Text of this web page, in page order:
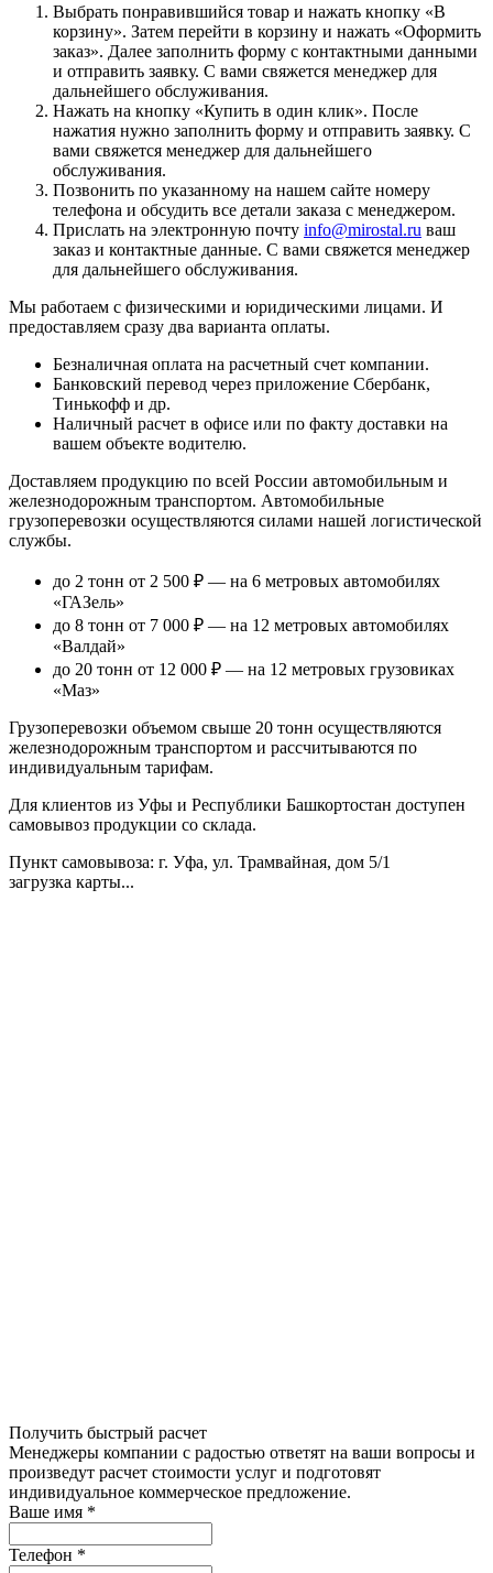
Выбрать понравившийся товар и нажать кнопку «В
корзину». Затем перейти в корзину и нажать «Оформить
заказ». Далее заполнить форму с контактными данными
и отправить заявку. С вами свяжется менеджер для
дальнейшего обслуживания.
Нажать на кнопку «Купить в один клик». После
нажатия нужно заполнить форму и отправить заявку. С
вами свяжется менеджер для дальнейшего
обслуживания.
Позвонить по указанному на нашем сайте номеру
телефона и обсудить все детали заказа с менеджером.
Прислать на электронную почту info@mirostal.ru ваш
заказ и контактные данные. С вами свяжется менеджер
для дальнейшего обслуживания.
Мы работаем с физическими и юридическими лицами. И
предоставляем сразу два варианта оплаты.
Безналичная оплата на расчетный счет компании.
Банковский перевод через приложение Сбербанк,
Тинькофф и др.
Наличный расчет в офисе или по факту доставки на
вашем объекте водителю.
Доставляем продукцию по всей России автомобильным и
железнодорожным транспортом. Автомобильные
грузоперевозки осуществляются силами нашей логистической
службы.
до 2 тонн от 2 500 ₽ — на 6 метровых автомобилях
«ГАЗель»
до 8 тонн от 7 000 ₽ — на 12 метровых автомобилях
«Валдай»
до 20 тонн от 12 000 ₽ — на 12 метровых грузовиках
«Маз»
Грузоперевозки объемом свыше 20 тонн осуществляются
железнодорожным транспортом и рассчитываются по
индивидуальным тарифам.
Для клиентов из Уфы и Республики Башкортостан доступен
самовывоз продукции со склада.
Пункт самовывоза: г. Уфа, ул. Трамвайная, дом 5/1
загрузка карты...
Получить быстрый расчет
Менеджеры компании с радостью ответят на ваши вопросы и
произведут расчет стоимости услуг и подготовят
индивидуальное коммерческое предложение.
Ваше имя *
Телефон *